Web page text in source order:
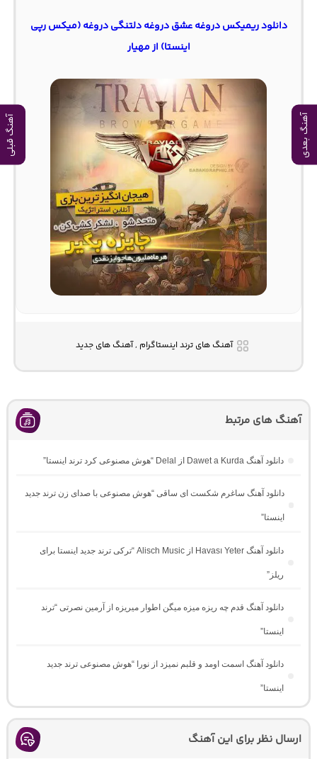
آهنگ بعدی آهنگ قبلی
دانلود ریمیکس دروغه عشق دروغه دلتنگی دروغه (میکس رپی
اینستا) از مهیار
آهنگ های ترند اینستاگرام , آهنگ های جدید
آهنگ های مرتبط
دانلود آهنگ Dawet a Kurda از Delal “هوش مصنوعی کرد ترند اینستا”
دانلود آهنگ ساغرم شکست ای ساقی “هوش مصنوعی با صدای زن ترند جدید
اینستا”
دانلود آهنگ Havası Yeter از Alisch Music “ترکی ترند جدید اینستا برای
ریلز”
دانلود آهنگ ﻗﺪم ﭼﻪ رﻳﺰه ﻣﻴﺰه ﻣﻴﮕﻦ اﻃﻮار ﻣﻴﺮﻳﺰه از آرمین نصرتی “ترند
اینستا”
دانلود آهنگ اسمت اومد و قلبم نمیزد از نورا “هوش مصنوعی ترند جدید
اینستا”
ارسال نظر برای این آهنگ